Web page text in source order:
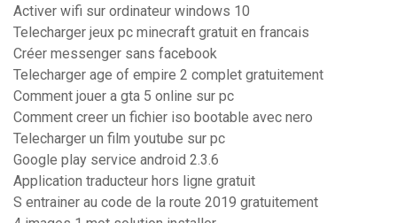
Activer wifi sur ordinateur windows 10
Telecharger jeux pc minecraft gratuit en francais
Créer messenger sans facebook
Telecharger age of empire 2 complet gratuitement
Comment jouer a gta 5 online sur pc
Comment creer un fichier iso bootable avec nero
Telecharger un film youtube sur pc
Google play service android 2.3.6
Application traducteur hors ligne gratuit
S entrainer au code de la route 2019 gratuitement